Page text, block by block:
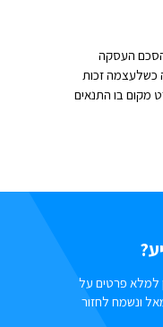
העסקה
כשלעצמה זכות
מקום בו התנאים
למלא פרטים על
ונשמח לחזור